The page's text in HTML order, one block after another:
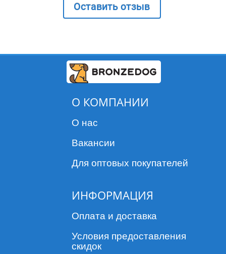
Оставить отзыв
О КОМПАНИИ
О нас
Вакансии
Для оптовых покупателей
ИНФОРМАЦИЯ
Оплата и доставка
Условия предоставления
скидок